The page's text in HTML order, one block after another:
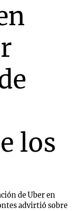
los
de Uber en
advirtió sobre